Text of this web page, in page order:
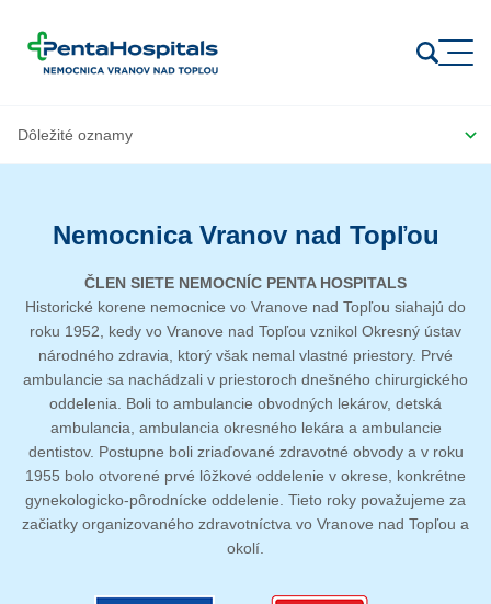
Nemocnica Vranov nad Topľou
ČLEN SIETE NEMOCNÍC PENTA HOSPITALS
Historické korene nemocnice vo Vranove nad Topľou siahajú do
roku 1952, kedy vo Vranove nad Topľou vznikol Okresný ústav
národného zdravia, ktorý však nemal vlastné priestory. Prvé
ambulancie sa nachádzali v priestoroch dnešného chirurgického
oddelenia. Boli to ambulancie obvodných lekárov, detská
ambulancia, ambulancia okresného lekára a ambulancie
dentistov. Postupne boli zriaďované zdravotné obvody a v roku
1955 bolo otvorené prvé lôžkové oddelenie v okrese, konkrétne
gynekologicko-pôrodnícke oddelenie. Tieto roky považujeme za
začiatky organizovaného zdravotníctva vo Vranove nad Topľou a
okolí.